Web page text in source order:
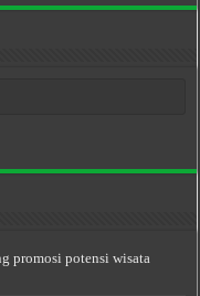
promosi potensi wisata